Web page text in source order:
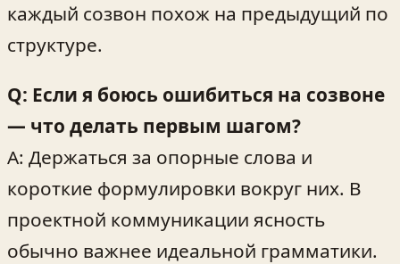
каждый созвон похож на предыдущий по
структуре.
Q: Если я боюсь ошибиться на созвоне
— что делать первым шагом?
A: Держаться за опорные слова и
короткие формулировки вокруг них. В
проектной коммуникации ясность
обычно важнее идеальной грамматики.